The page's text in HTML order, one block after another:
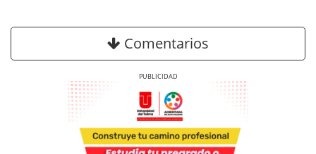
Comentarios